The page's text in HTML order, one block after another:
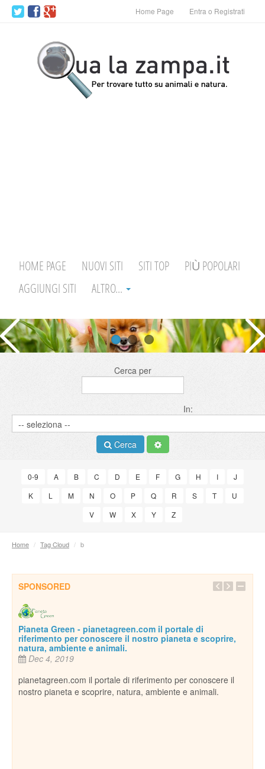
Home Page Entra o Registrati
HOME PAGE NUOVI SITI SITI TOP
PIÙ POPOLARI
AGGIUNGI SITI
ALTRO...
Cerca per
In:
Cerca
0-9 A B C D E F G H I
J
K
L M N O P Q R S T
U
V
W X Y Z
Home / Tag Cloud / b
SPONSORED
Pianeta Green - pianetagreen.com il portale di
riferimento per conoscere il nostro pianeta e scoprire,
natura, ambiente e animali.
Dec 4, 2019
pianetagreen.com il portale di riferimento per conoscere il
nostro pianeta e scoprire, natura, ambiente e animali.